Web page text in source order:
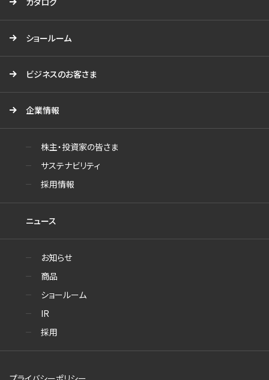
ショールーム
ビジネスのお客さま
企業情報
株主・投資家の皆さま
サステナビリティ
採用情報
ニュース
お知らせ
商品
ショールーム
IR
採用